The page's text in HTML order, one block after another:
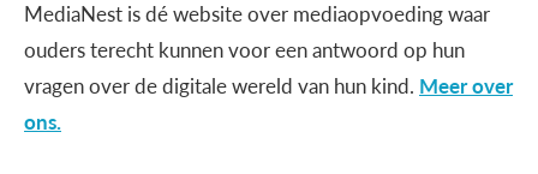
MediaNest is dé website over mediaopvoeding waar
ouders terecht kunnen voor een antwoord op hun
vragen over de digitale wereld van hun kind. Meer over
ons.